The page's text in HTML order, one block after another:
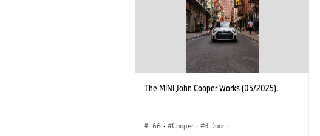
The MINI John Cooper Works (05/2025).
F66 · Cooper · 3 Door ·